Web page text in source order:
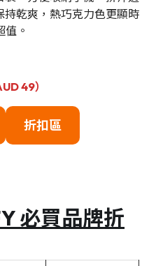
乾爽，熱巧克力色更顯時
值。
49）
折扣區
必買品牌折